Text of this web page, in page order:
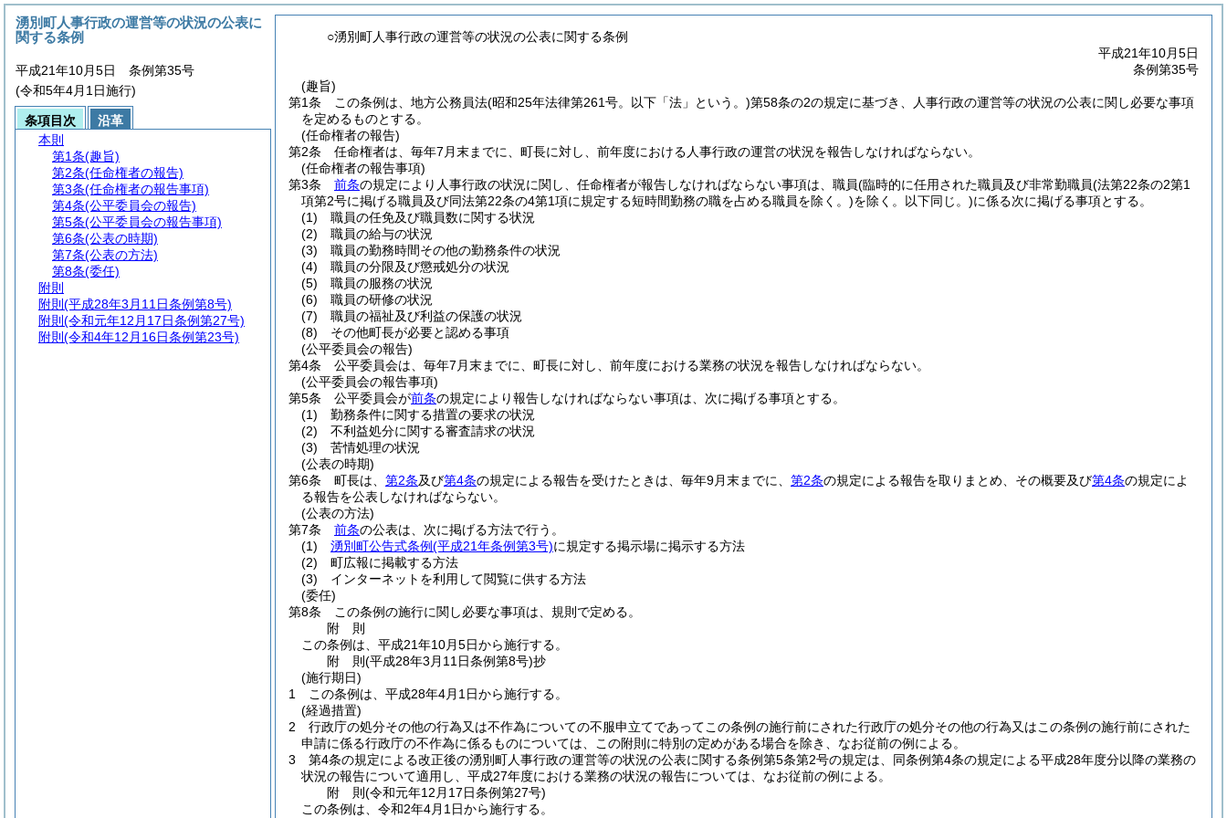
○湧別町人事行政の運営等の状況の公表に関する条例
平成21年10月5日
条例第35号
(趣旨)
第1条
この条例は、地方公務員法(昭和25年法律第261号。以下「法」という。)第58条の2の規定に基づき、人事行政の運営等の状況の公表に関し必要な事項
を定めるものとする。
(任命権者の報告)
第2条
任命権者は、毎年7月末までに、町長に対し、前年度における人事行政の運営の状況を報告しなければならない。
(任命権者の報告事項)
第3条
前条の規定により人事行政の状況に関し、任命権者が報告しなければならない事項は、職員(臨時的に任用された職員及び非常勤職員(法第22条の2第1
項第2号に掲げる職員及び同法第22条の4第1項に規定する短時間勤務の職を占める職員を除く。)を除く。以下同じ。)に係る次に掲げる事項とする。
(1)
職員の任免及び職員数に関する状況
(2)
職員の給与の状況
(3)
職員の勤務時間その他の勤務条件の状況
(4)
職員の分限及び懲戒処分の状況
(5)
職員の服務の状況
(6)
職員の研修の状況
(7)
職員の福祉及び利益の保護の状況
(8)
その他町長が必要と認める事項
(公平委員会の報告)
第4条
公平委員会は、毎年7月末までに、町長に対し、前年度における業務の状況を報告しなければならない。
(公平委員会の報告事項)
第5条
公平委員会が前条の規定により報告しなければならない事項は、次に掲げる事項とする。
(1)
勤務条件に関する措置の要求の状況
(2)
不利益処分に関する審査請求の状況
(3)
苦情処理の状況
(公表の時期)
第6条
町長は、 第2条及び第4条の規定による報告を受けたときは、毎年9月末までに、 第2条の規定による報告を取りまとめ、その概要及び第4条の規定によ
る報告を公表しなければならない。
(公表の方法)
第7条
前条の公表は、次に掲げる方法で行う。
(1)
湧別町公告式条例(平成21年条例第3号)に規定する掲示場に掲示する方法
(2)
町広報に掲載する方法
(3)
インターネットを利用して閲覧に供する方法
(委任)
第8条
この条例の施行に関し必要な事項は、規則で定める。
附 則
この条例は、平成21年10月5日から施行する。
附 則(平成28年3月11日条例第8号)抄
(施行期日)
1
この条例は、平成28年4月1日から施行する。
(経過措置)
2
行政庁の処分その他の行為又は不作為についての不服申立てであってこの条例の施行前にされた行政庁の処分その他の行為又はこの条例の施行前にされた
申請に係る行政庁の不作為に係るものについては、この附則に特別の定めがある場合を除き、なお従前の例による。
3
第4条の規定による改正後の湧別町人事行政の運営等の状況の公表に関する条例第5条第2号の規定は、同条例第4条の規定による平成28年度分以降の業務の
状況の報告について適用し、平成27年度における業務の状況の報告については、なお従前の例による。
附 則(令和元年12月17日条例第27号)
この条例は、令和2年4月1日から施行する。
湧別町人事行政の運営等の状況の公表に
関する条例
平成21年10月5日 条例第35号
(令和5年4月1日施行)
条項目次
沿革
本則
第1条(趣旨)
第2条(任命権者の報告)
第3条(任命権者の報告事項)
第4条(公平委員会の報告)
第5条(公平委員会の報告事項)
第6条(公表の時期)
第7条(公表の方法)
第8条(委任)
附則
附則 (平成28年3月11日条例第8号)
附則 (令和元年12月17日条例第27号)
附則 (令和4年12月16日条例第23号)